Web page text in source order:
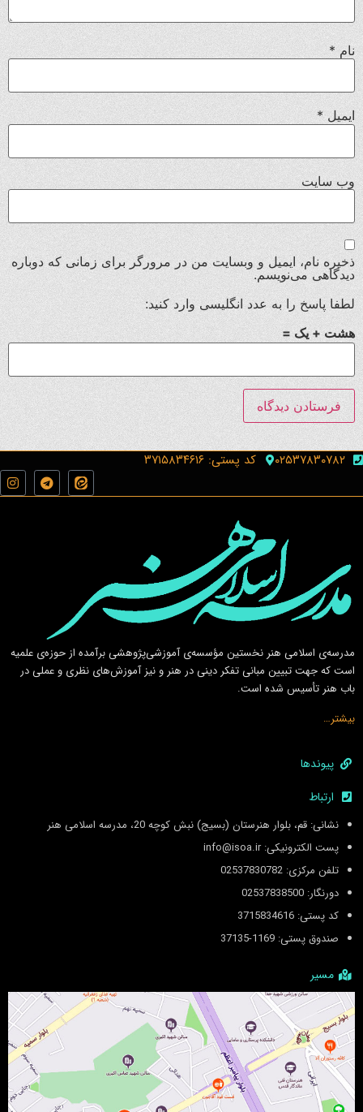
نام *
ایمیل*
وب‌ سایت
ذخیره نام، ایمیل و وبسایت من در مرورگر برای زمانی که دوباره
دیدگاهی می‌نویسم.
لطفا پاسخ را به عدد انگلیسی وارد کنید:
هشت + یک =
۰۲۵۳۷۸۳۰۷۸۲ کد پستی: ۳۷۱۵۸۳۴۶۱۶
مدرسه‌ی اسلامى هنر نخستين مؤسسه‌ی آموزشى‌پژوهشى برآمده از حوزه‌ی علميه
است كه جهت تبيين مبانى تفكر دينى در هنر و نيز آموزش‌هاى نظرى و عملى در
باب هنر تأسيس شده است.
بیشتر…
پیوندها
ارتباط
نشانی: قم، بلوار هنرستان (بسیج) نبش کوچه 20، مدرسه اسلامی هنر
پست الکترونیکی: info@isoa.ir
تلفن مرکزی: 02537830782
دورنگار: 02537838500
کد پستی: 3715834616
صندوق پستی: 1169-37135
مسیر